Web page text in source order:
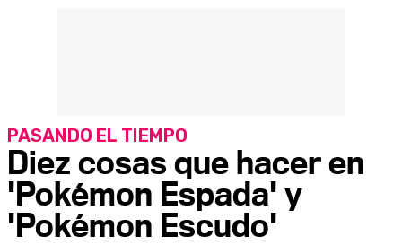
Diez cosas que hacer en
'Pokémon Espada' y
'Pokémon Escudo'
PASANDO EL TIEMPO